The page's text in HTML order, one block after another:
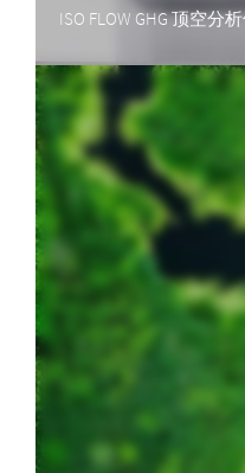
ISO FLOW GHG 顶空分
系列样品基质的温室气体的同位素